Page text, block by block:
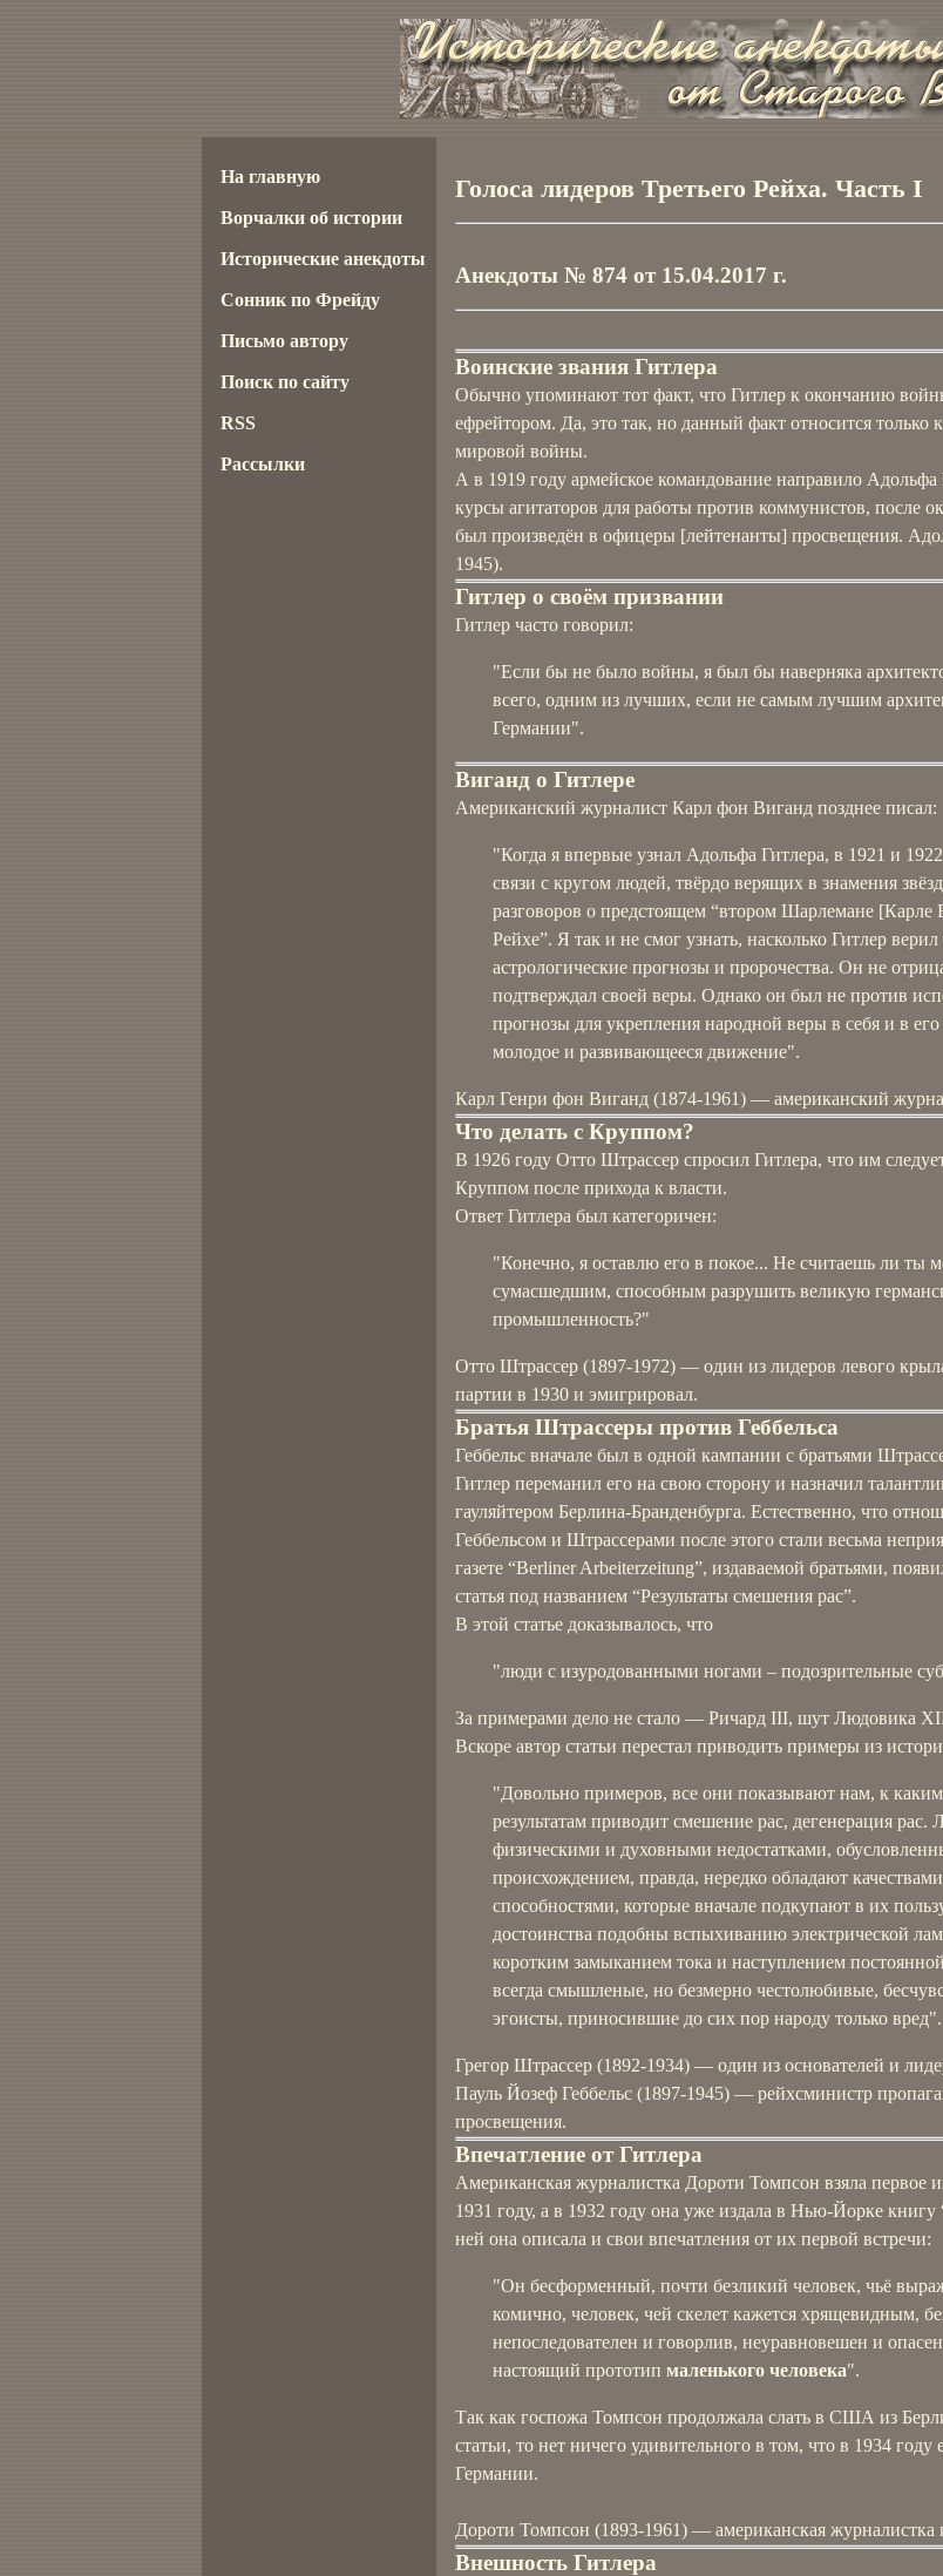
Голоса лидеров Третьего Рейха. Часть I
Анекдоты № 874 от 15.04.2017 г.
Воинские звания Гитлера
Обычно упоминают тот факт, что Гитлер к окончанию
ефрейтором. Да, это так, но данный факт относится только
мировой войны.
А в 1919 году армейское командование направило Адольфа
курсы агитаторов для работы против коммунистов, после
был произведён в офицеры [лейтенанты] просвещения.
1945).
Гитлер о своём призвании
Гитлер часто говорил:
"Если бы не было войны, я был бы наверняка
всего, одним из лучших, если не самым лучшим
Германии".
Виганд о Гитлере
Американский журналист Карл фон Виганд позднее писал:
"Когда я впервые узнал Адольфа Гитлера, в 1921 и
связи с кругом людей, твёрдо верящих в знамения
разговоров о предстоящем “втором Шарлемане
Рейхе”. Я так и не смог узнать, насколько Гитлер верил
астрологические прогнозы и пророчества. Он не
подтверждал своей веры. Однако он был не против
прогнозы для укрепления народной веры в себя и в его
молодое и развивающееся движение".
Карл Генри фон Виганд (1874-1961) — американский
Что делать с Круппом?
В 1926 году Отто Штрассер спросил Гитлера, что им
Круппом после прихода к власти.
Ответ Гитлера был категоричен:
"Конечно, я оставлю его в покое... Не считаешь ли ты
сумасшедшим, способным разрушить великую
промышленность?"
Отто Штрассер (1897-1972) — один из лидеров левого
партии в 1930 и эмигрировал.
Братья Штрассеры против Геббельса
Геббельс вначале был в одной кампании с братьями
Гитлер переманил его на свою сторону и назначил
гауляйтером Берлина-Бранденбурга. Естественно, что
Геббельсом и Штрассерами после этого стали весьма
газете “Berliner Arbeiterzeitung”, издаваемой братьями,
статья под названием “Результаты смешения рас”.
В этой статье доказывалось, что
"люди с изуродованными ногами – подозрительные
За примерами дело не стало — Ричард III, шут Людовика
Вскоре автор статьи перестал приводить примеры из
"Довольно примеров, все они показывают нам, к
результатам приводит смешение рас, дегенерация рас.
физическими и духовными недостатками,
происхождением, правда, нередко обладают
способностями, которые вначале подкупают в их
достоинства подобны вспыхиванию электрической
коротким замыканием тока и наступлением
всегда смышленые, но безмерно честолюбивые,
эгоисты, приносившие до сих пор народу только вред".
Грегор Штрассер (1892-1934) — один из основателей и
Пауль Йозеф Геббельс (1897-1945) — рейхсминистр
просвещения.
Впечатление от Гитлера
Американская журналистка Дороти Томпсон взяла первое
1931 году, а в 1932 году она уже издала в Нью-Йорке книгу
ней она описала и свои впечатления от их первой встречи:
"Он бесформенный, почти безликий человек, чьё
комично, человек, чей скелет кажется хрящевидным,
непоследователен и говорлив, неуравновешен и
настоящий прототип маленького человека".
Так как госпожа Томпсон продолжала слать в США из
статьи, то нет ничего удивительного в том, что в 1934 году
Германии.
Дороти Томпсон (1893-1961) — американская журналистка
Внешность Гитлера
На главную
Ворчалки об истории
Исторические анекдоты
Сонник по Фрейду
Письмо автору
Поиск по сайту
RSS
Рассылки